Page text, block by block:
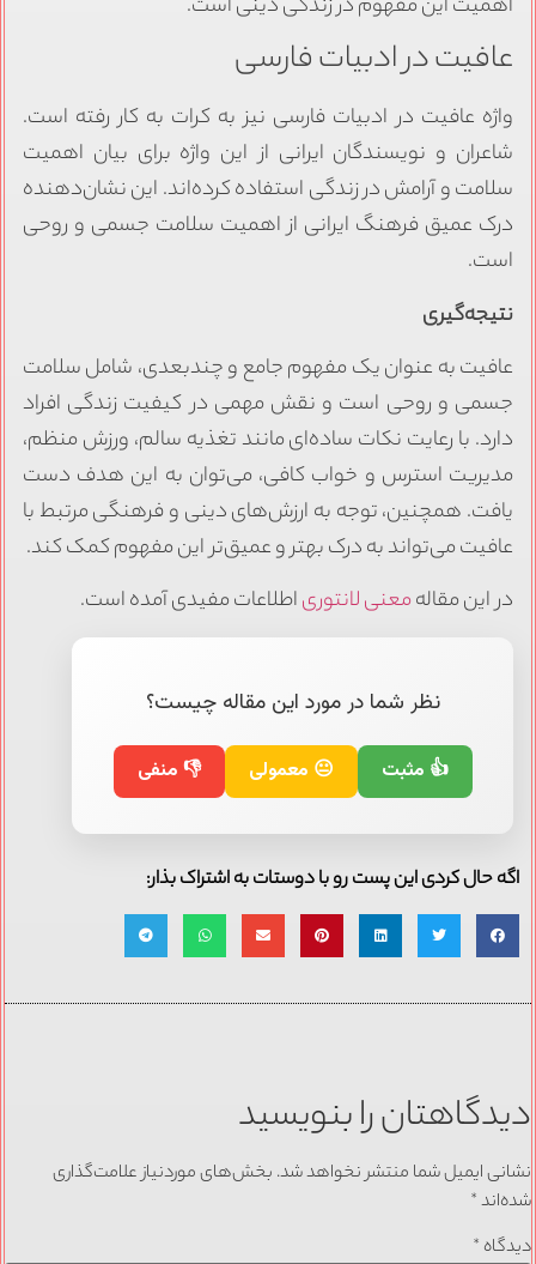
اهمیت این مفهوم در زندگی دینی است.
عافیت در ادبیات فارسی
واژه عافیت در ادبیات فارسی نیز به کرات به کار رفته است.
شاعران و نویسندگان ایرانی از این واژه برای بیان اهمیت
سلامت و آرامش در زندگی استفاده کرده‌اند. این نشان‌دهنده
درک عمیق فرهنگ ایرانی از اهمیت سلامت جسمی و روحی
است.
نتیجه‌گیری
عافیت به عنوان یک مفهوم جامع و چندبعدی، شامل سلامت
جسمی و روحی است و نقش مهمی در کیفیت زندگی افراد
دارد. با رعایت نکات ساده‌ای مانند تغذیه سالم، ورزش منظم،
مدیریت استرس و خواب کافی، می‌توان به این هدف دست
یافت. همچنین، توجه به ارزش‌های دینی و فرهنگی مرتبط با
عافیت می‌تواند به درک بهتر و عمیق‌تر این مفهوم کمک کند.
در این مقالهمعنی لانتوریاطلاعات مفیدی آمده است.
نظر شما در مورد این مقاله چیست؟
👍 مثبت 😐 معمولی 👎 منفی
اگه حال کردی این پست رو با دوستات به اشتراک بذار:
دیدگاهتان را بنویسید
نشانی ایمیل شما منتشر نخواهد شد. بخش‌های موردنیاز علامت‌گذاری
شده‌اند*
دیدگاه *